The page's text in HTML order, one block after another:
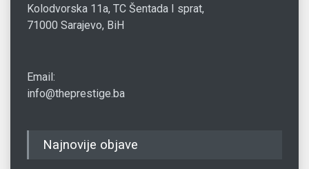
Kolodvorska 11a, TC Šentada I sprat,
71000 Sarajevo, BiH
Email:
info@theprestige.ba
Najnovije objave